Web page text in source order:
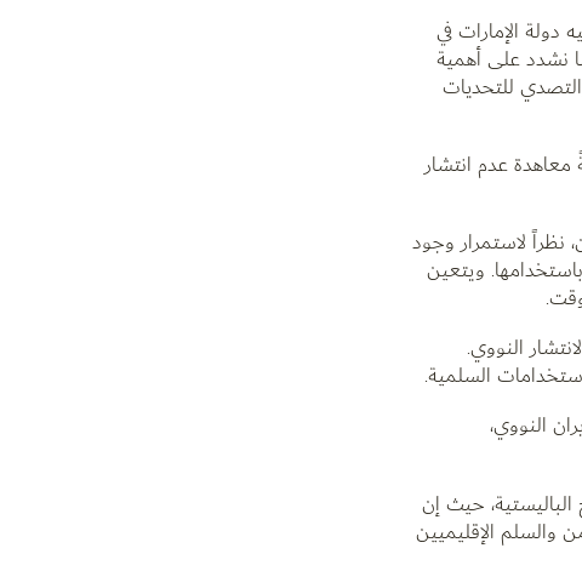
دولة الإمارات في
نشدد على أهمية
للتحديات
معاهدة عدم انتشار
نظراً لاستمرار وجود
ويتعين
النووي.
السلمية.
النووي،
حيث إن
والسلم الإقليميين